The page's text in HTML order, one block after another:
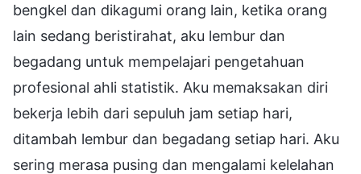
bengkel dan dikagumi orang lain, ketika orang
lain sedang beristirahat, aku lembur dan
begadang untuk mempelajari pengetahuan
profesional ahli statistik. Aku memaksakan diri
bekerja lebih dari sepuluh jam setiap hari,
ditambah lembur dan begadang setiap hari. Aku
sering merasa pusing dan mengalami kelelahan